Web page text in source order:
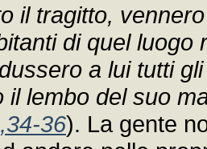
il tragitto,
di quel
a lui tutti
il lembo del suo
36). La gente